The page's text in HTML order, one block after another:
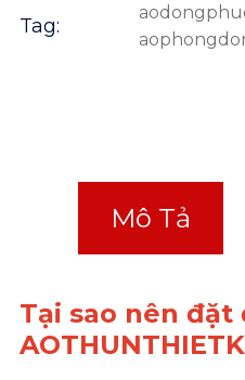
Tag:
Mô Tả
Tại sao nên